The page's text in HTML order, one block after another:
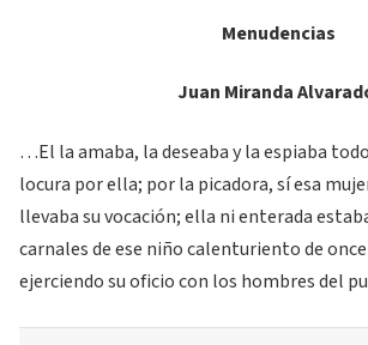
Menudencias
Juan Miranda
…El la amaba, la deseaba y la espiaba
locura por ella; por la picadora, sí esa
llevaba su vocación; ella ni enterada
carnales de ese niño calenturiento de
ejerciendo su oficio con los hombres del